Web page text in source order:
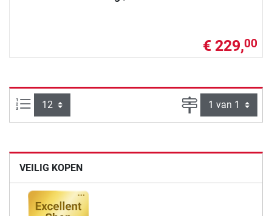
€ 229,00
Artikelen per pagina: Pagina
VEILIG KOPEN